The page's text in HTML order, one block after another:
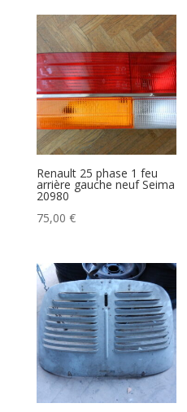
Renault 25 phase 1 feu
arrière gauche neuf Seima
20980
75,00 €